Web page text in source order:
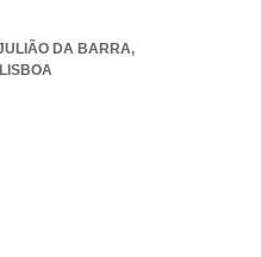
DA BARRA,
LISBOA